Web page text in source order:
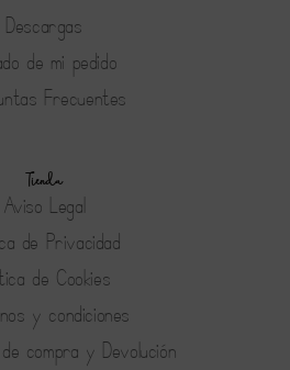
Descargas
de mi pedido
Frecuentes
Tienda
Aviso Legal
de Privacidad
de Cookies
y condiciones
compra y Devolución